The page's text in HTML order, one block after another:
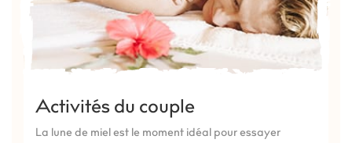
Activités du couple
La lune de miel est le moment idéal pour essayer